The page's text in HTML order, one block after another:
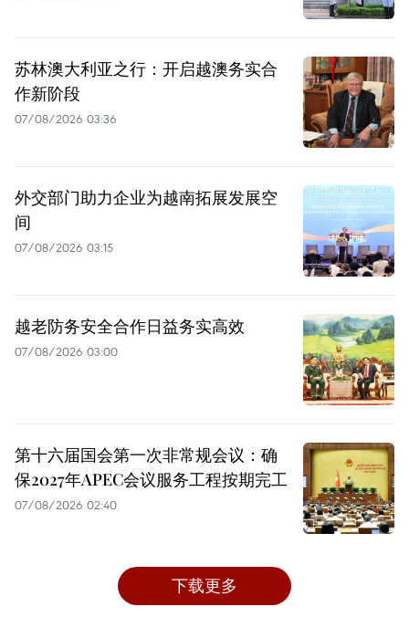
苏林澳大利亚之行：开启越澳务实合
作新阶段
07/08/2026 03:36
外交部门助力企业为越南拓展发展空
间
07/08/2026 03:15
越老防务安全合作日益务实高效
07/08/2026 03:00
第十六届国会第一次非常规会议：确
保2027年APEC会议服务工程按期完工
07/08/2026 02:40
下载更多